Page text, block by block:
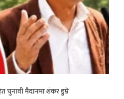
चुनावी मैदानमा शंकर डुम्रे